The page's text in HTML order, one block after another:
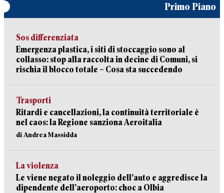
Primo Piano
Sos differenziata
Emergenza plastica, i siti di stoccaggio sono al
collasso: stop alla raccolta in decine di Comuni, si
rischia il blocco totale – Cosa sta succedendo
Trasporti
Ritardi e cancellazioni, la continuità territoriale è
nel caos: la Regione sanziona Aeroitalia
di Andrea Massidda
La violenza
Le viene negato il noleggio dell’auto e aggredisce la
dipendente dell’aeroporto: choc a Olbia